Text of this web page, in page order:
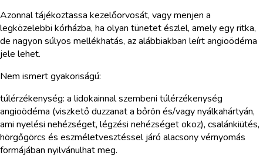
Azonnal tájékoztassa kezelőorvosát, vagy menjen a
legközelebbi kórházba, ha olyan tünetet észlel, amely egy ritka,
de nagyon súlyos mellékhatás, az alábbiakban leírt angioödéma
jele lehet.
Nem ismert gyakoriságú:
túlérzékenység: a lidokainnal szembeni túlérzékenység
angioödéma (viszkető duzzanat a bőrön és/vagy nyálkahártyán,
ami nyelési nehézséget, légzési nehézséget okoz), csalánkiütés,
hörgőgörcs és eszméletvesztéssel járó alacsony vérnyomás
formájában nyilvánulhat meg.